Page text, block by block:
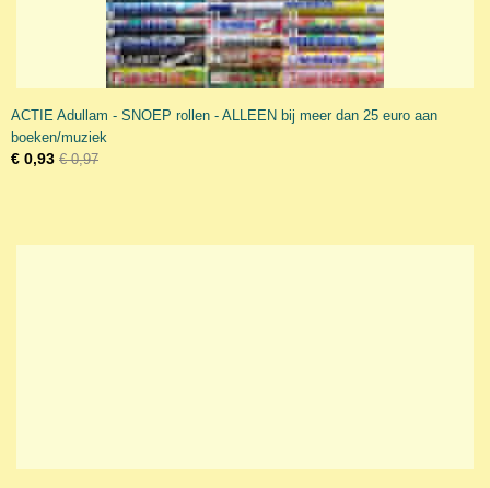
ACTIE Adullam - SNOEP rollen - ALLEEN bij meer dan 25 euro aan
boeken/muziek
€ 0,93 € 0,97